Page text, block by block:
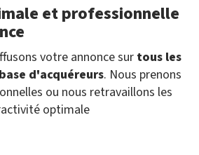
et professionnelle
votre annonce sur tous les
base d'acquéreurs. Nous prenons
ou nous retravaillons les
optimale